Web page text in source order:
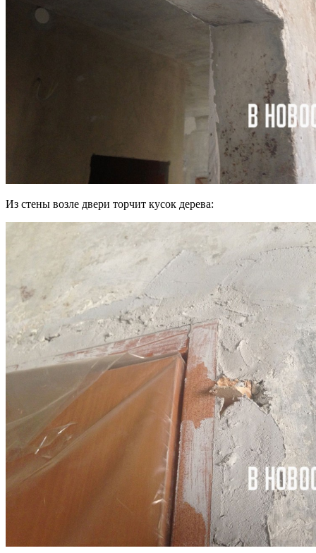
Из стены возле двери торчит кусок дерева: